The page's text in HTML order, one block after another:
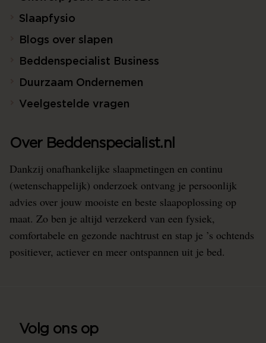
Slaapfysio
Blogs over slapen
Beddenspecialist Business
Duurzaam Ondernemen
Veelgestelde vragen
Over Beddenspecialist.nl
Dankzij onafhankelijke slaapmetingen en continu
(wetenschappelijk) onderzoek ontvang je persoonlijk
advies over jouw mooiste en beste slaapoplossing op
maat. Zo ben je altijd verzekerd van een fysiek,
comfortabele en gezonde nachtrust en stap je ’s ochtends
positiever, actiever en meer ontspannen uit je bed.
Volg ons op